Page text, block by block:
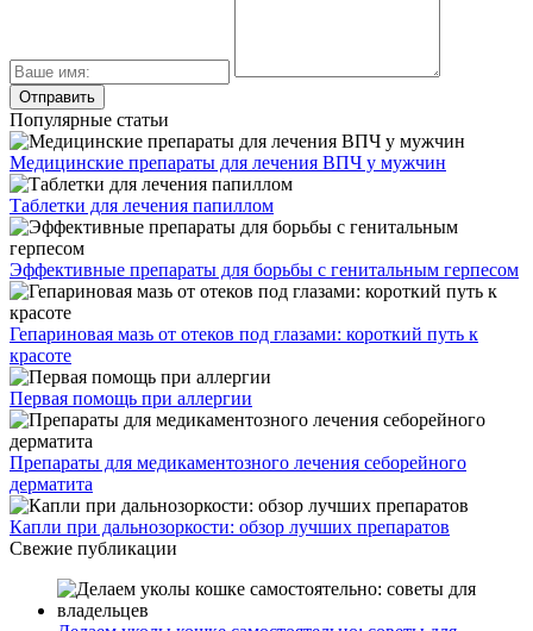
Популярные статьи
Медицинские препараты для лечения ВПЧ у мужчин
Таблетки для лечения папиллом
Эффективные препараты для борьбы с генитальным герпесом
Гепариновая мазь от отеков под глазами: короткий путь к
красоте
Первая помощь при аллергии
Препараты для медикаментозного лечения себорейного
дерматита
Капли при дальнозоркости: обзор лучших препаратов
Свежие публикации